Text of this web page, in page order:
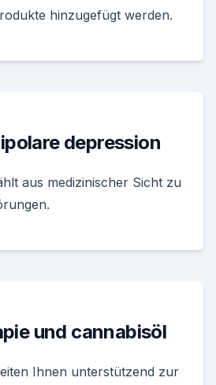
hinzugefügt werden.
depression
aus medizinischer Sicht zu
und cannabisöl
Ihnen unterstützend zur